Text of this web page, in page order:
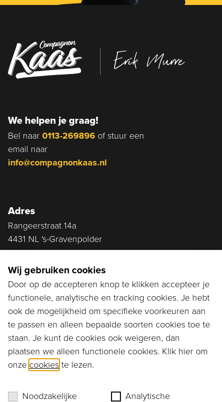
Erik Murre
We helpen je graag!
Bel naar 0113-269896 of stuur een
email naar
info@compagnonkaas.nl
Adres
Rangeerstraat 14a
4431 NL 's-Gravenpolder
Ga naar...
Bestellen
Diensten
Assortiment
Ons verhaal
Wij gebruiken cookies
Door op de accepteren knop te klikken accepteer je
functionele, analytische en tracking cookies. Je hebt
ook de mogelijkheid om specifieke voorkeuren aan
te passen en alleen bepaalde soorten cookies toe te
staan. Je kunt de cookies ook weigeren, dan
plaatsen we alleen functionele cookies. Klik hier om
onze cookies te lezen.
Noodzakelijke Analytische